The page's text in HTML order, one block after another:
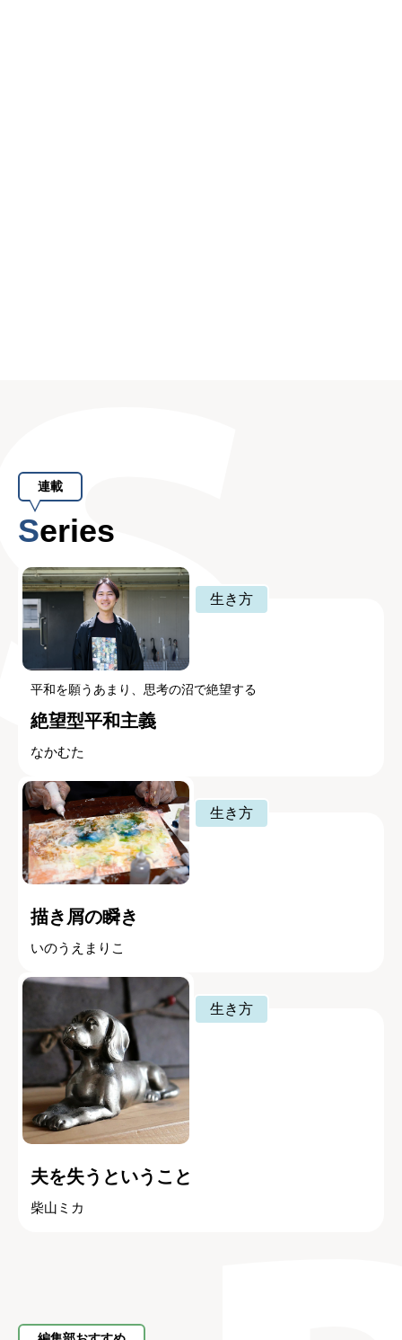
連載
Series
生き方
平和を願うあまり、思考の沼で絶望する
絶望型平和主義
なかむた
生き方
描き屑の瞬き
いのうえまりこ
生き方
夫を失うということ
柴山ミカ